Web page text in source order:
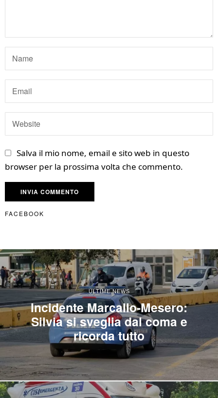
Salva il mio nome, email e sito web in questo
browser per la prossima volta che commento.
FACEBOOK
ULTIME NEWS
Incidente Marcallo-Mesero:
Silvia si sveglia dal coma e
ricorda tutto